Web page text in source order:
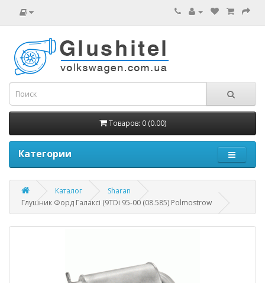
Товаров: 0 (0.00)
Категории
Каталог
Sharan
Глушник Форд Галаксі (9TDi 95-00 (08.585) Polmostrow